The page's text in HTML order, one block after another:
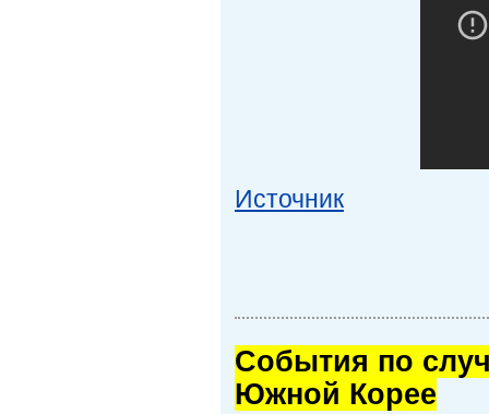
Источник
Cобытия по
Южной Корее